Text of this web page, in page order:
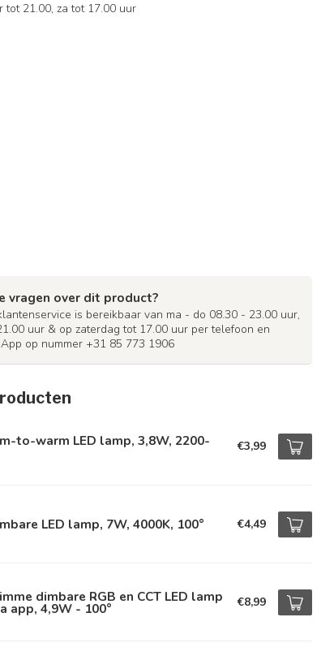
tot 21.00, za tot 17.00 uur
vragen over dit product?
is bereikbaar van ma - do 08.30 - 23.00 uur,
uur & op zaterdag tot 17.00 uur per telefoon en
op nummer +31 85 773 1906
to-warm LED lamp, 3,8W, 2200- €3,99
LED lamp, 7W, 4000K, 100° €4,49
dimbare RGB en CCT LED lamp
app, 4,9W - 100° €8,99